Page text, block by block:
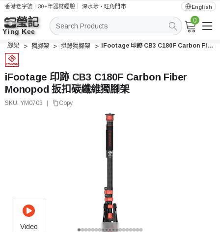
香港老字號｜30+年器材經驗｜深水埗・旺角門市 English
搜
0
腳架 獨腳架 攝錄獨腳架 iFootage 印跡 CB3 C180F Carbon Fiber Monopod 扳扣碳纖維獨腳架
iFootage 印跡 CB3 C180F Carbon Fiber
Monopod 扳扣碳纖維獨腳架
SKU: YM0703 Copy
Video